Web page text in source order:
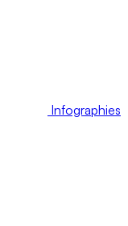
Infographies